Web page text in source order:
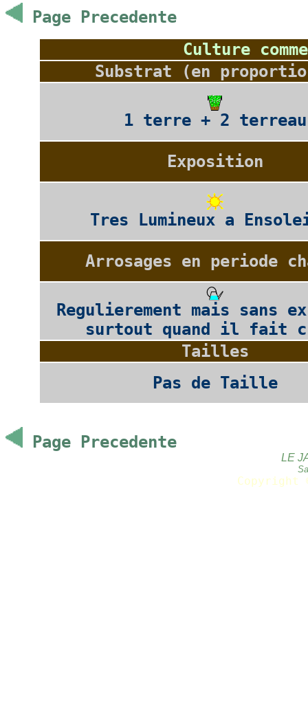
Page Precedente
Culture
Substrat (en
1 terre + 2 terreau
Exposition
Tres Lumineux a
Arrosages en periode
Regulierement mais sans
surtout quand il fait
Tailles
Pas de Taille
Page Precedente
LE
Copyright